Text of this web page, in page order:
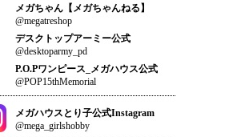
メガちゃん【メガちゃんねる】
@megatreshop
デスクトップアーミー公式
@desktoparmy_pd
P.O.Pワンピース_メガハウス公式
@POP15thMemorial
メガハウスとり子公式Instagram
@mega_girlshobby